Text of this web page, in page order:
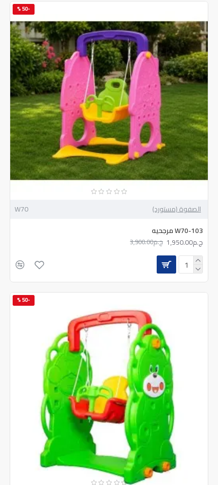
-50 %
الصفوة (مستورد)
W70
W70-103 مرجحيه
ج.م1,950.00
ج.م3,900.00
-50 %